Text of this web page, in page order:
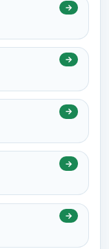
→
→
→
→
→